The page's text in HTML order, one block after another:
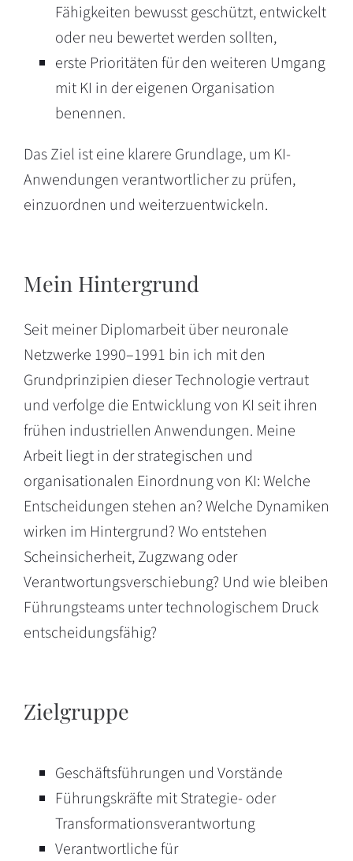
Fähigkeiten bewusst geschützt, entwickelt
oder neu bewertet werden sollten,
erste Prioritäten für den weiteren Umgang
mit KI in der eigenen Organisation
benennen.
Das Ziel ist eine klarere Grundlage, um KI-
Anwendungen verantwortlicher zu prüfen,
einzuordnen und weiterzuentwickeln.
Mein Hintergrund
Seit meiner Diplomarbeit über neuronale
Netzwerke 1990–1991 bin ich mit den
Grundprinzipien dieser Technologie vertraut
und verfolge die Entwicklung von KI seit ihren
frühen industriellen Anwendungen. Meine
Arbeit liegt in der strategischen und
organisationalen Einordnung von KI: Welche
Entscheidungen stehen an? Welche Dynamiken
wirken im Hintergrund? Wo entstehen
Scheinsicherheit, Zugzwang oder
Verantwortungsverschiebung? Und wie bleiben
Führungsteams unter technologischem Druck
entscheidungsfähig?
Zielgruppe
Geschäftsführungen und Vorstände
Führungskräfte mit Strategie- oder
Transformationsverantwortung
Verantwortliche für